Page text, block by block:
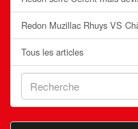
Redon Muzillac Rhuys VS
Tous les articles